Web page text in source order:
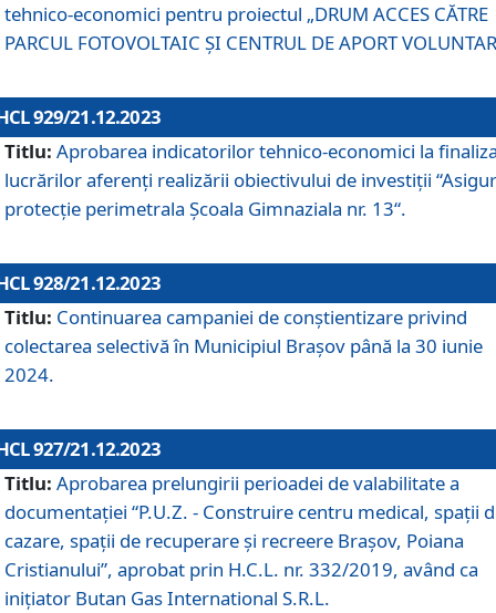
tehnico-economici pentru proiectul „DRUM ACCES CĂTRE
PARCUL FOTOVOLTAIC ȘI CENTRUL DE APORT
929/21.12.2023
Titlu: Aprobarea indicatorilor tehnico-economici la
lucrărilor aferenți realizării obiectivului de investiții
protecție perimetrala Școala Gimnaziala nr. 13“.
928/21.12.2023
Titlu: Continuarea campaniei de conștientizare privind
colectarea selectivă în Municipiul Braşov până la 30 iunie
2024.
927/21.12.2023
Titlu: Aprobarea prelungirii perioadei de valabilitate a
documentaţiei “P.U.Z. - Construire centru medical, spații
cazare, spații de recuperare și recreere Brașov, Poiana
Cristianului”, aprobat prin H.C.L. nr. 332/2019, având ca
inițiator Butan Gas International S.R.L.